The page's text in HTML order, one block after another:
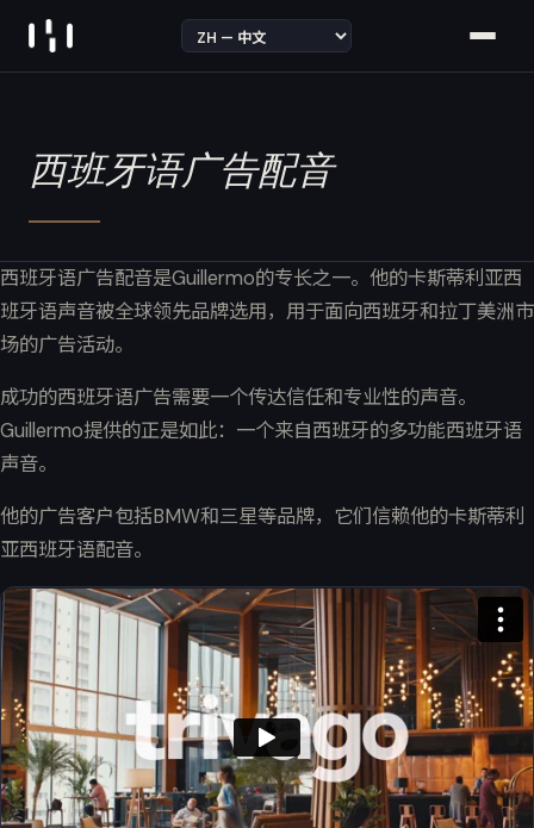
Skip to content
西班牙语广告配音
西班牙语广告配音是Guillermo的专长之一。他的卡斯蒂利亚西
班牙语声音被全球领先品牌选用，用于面向西班牙和拉丁美洲市
场的广告活动。
成功的西班牙语广告需要一个传达信任和专业性的声音。
Guillermo提供的正是如此：一个来自西班牙的多功能西班牙语
声音。
他的广告客户包括BMW和三星等品牌，它们信赖他的卡斯蒂利
亚西班牙语配音。